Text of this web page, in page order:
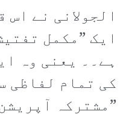
الجولانی نے
ایک ”مکمل
ہے۔۔ یعنی وہ
کی تمام لفاظی
”مشترکہ